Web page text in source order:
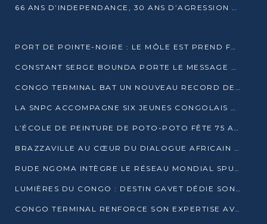
66 ANS D’INDEPENDANCE, 30 ANS D’AGRESSION RWAN DAISE : 4 PRESIDENCES, UN ECHEC COLLECTIF
PORT DE POINTE-NOIRE : LE MÔLE EST PREND FORME ET VISE LES GÉANTS DES MERS
CONSTANT SERGE BOUNDA PORTE LE MESSAGE DE COMPASSION DE DENIS SASSOU NGUESSO EN IRAN
CONGO TERMINAL BAT UN NOUVEAU RECORD DE PRODUCTIVITÉ AU PORT DE POINTE-NOIRE
LA SNPC ACCOMPAGNE SIX JEUNES CONGOLAIS AUX OLYMPIADES PANAFRICAINES DE MATHÉMATIQUES
L’ÉCOLE DE PEINTURE DE POTO-POTO FÊTE 75 ANS AU SERVICE DE L’ART CONGOLAIS
BRAZZAVILLE AU CŒUR DU DIALOGUE AFRICAIN SUR LES OBJECTIFS DE DÉVELOPPEMENT DURABLE
RUDE NGOMA INTÈGRE LE RÉSEAU MONDIAL SPUTNIK PRO APRÈS UNE FORMATION À MOSCOU
LUMIÈRES DU CONGO : DESTIN GAVET DÉDIE SON PRIX À L’UNITÉ NATIONALE ET À LA JEUNESSE
CONGO TERMINAL RENFORCE SON EXPERTISE AVEC NEUF NOUVEAUX FORMATEURS EN ENGINS PORTUAIRES